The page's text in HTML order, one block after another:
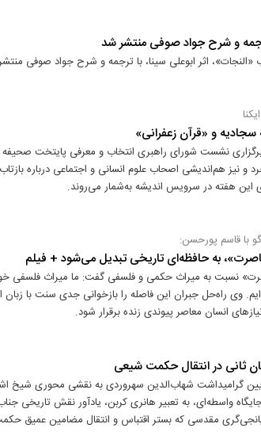
و شرح جواد صوفی منتشر شد
اثر ابوعلی سینا، با ترجمه و شرح جواد صوفی
و «قرآن زعفرانی»
نشست شورای راهبری انتخاب و معرفی پایتخت صحیفه
و نیز هم‌اندیشی اصحاب علوم انسانی و اجتماعی درباره
این هفته در سرویس اندیشه به‌شمار می‌روند.
با قاسم پورحسن:
به حافظه‌ای تاریخی تبدیل می‌شود + فیلم
نسبت به میراث حکمی و فلسفی گفت: ما میراث فلسفی
وی راه‌حل جبران این فاصله را بازخوانی جدی سنت با زبان
انسان معاصر پیوندی زنده برقرار شود.
ثانی در انتقال حکمت شیعی
گرامیداشت شهاب‌الدین سهروردی به نقشی محوری شیخ
واسطه‌ای، به تعبیر هانری کربن، یادآور نقش تاریخی
مقدسی که بستر اقتباس و انتقال مضامین عمیق